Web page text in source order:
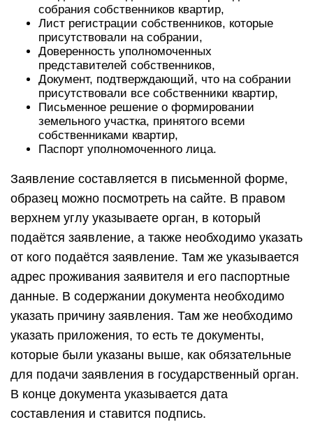
собрания собственников квартир,
Лист регистрации собственников, которые
присутствовали на собрании,
Доверенность уполномоченных
представителей собственников,
Документ, подтверждающий, что на собрании
присутствовали все собственники квартир,
Письменное решение о формировании
земельного участка, принятого всеми
собственниками квартир,
Паспорт уполномоченного лица.
Заявление составляется в письменной форме,
образец можно посмотреть на сайте. В правом
верхнем углу указываете орган, в который
подаётся заявление, а также необходимо указать
от кого подаётся заявление. Там же указывается
адрес проживания заявителя и его паспортные
данные. В содержании документа необходимо
указать причину заявления. Там же необходимо
указать приложения, то есть те документы,
которые были указаны выше, как обязательные
для подачи заявления в государственный орган.
В конце документа указывается дата
составления и ставится подпись.